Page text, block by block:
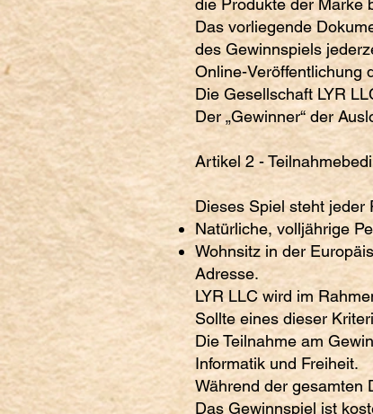
die Produkte der Marke
Das vorliegende
des Gewinnspiels
Online-Veröffentlichung
Die Gesellschaft LYR
Der „Gewinner“ der
Artikel 2 -
Dieses Spiel steht jeder
Natürliche, volljährige
Wohnsitz in der
Adresse.
LYR LLC wird im
Sollte eines dieser
Die Teilnahme am
Informatik und Freiheit.
Während der gesamten
Das Gewinnspiel ist